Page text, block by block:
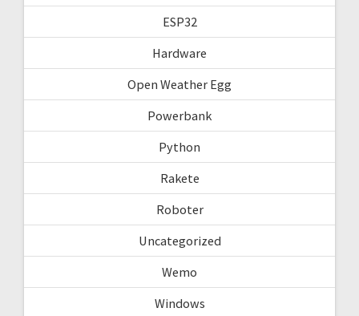
ESP32
Hardware
Open Weather Egg
Powerbank
Python
Rakete
Roboter
Uncategorized
Wemo
Windows